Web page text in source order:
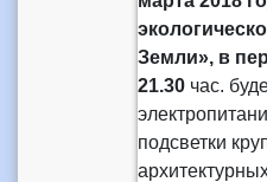
Земли», в
21.30час.
подсветки